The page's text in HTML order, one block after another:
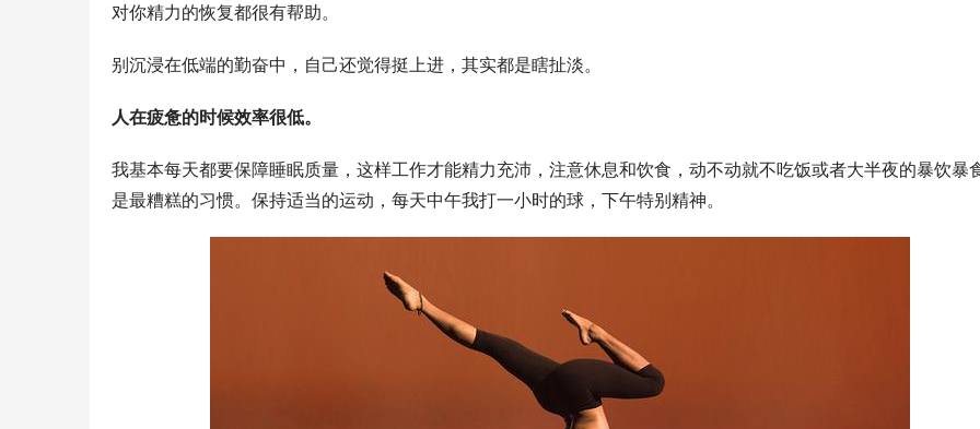
对你精力的恢复都很有帮助。
别沉浸在低端的勤奋中，自己还觉得挺上进，其实都是瞎扯淡。
人在疲惫的时候效率很低。
我基本每天都要保障睡眠质量，这样工作才能精力充沛，注意休息和饮食，动不动就不吃饭或者大半夜的暴饮暴
是最糟糕的习惯。保持适当的运动，每天中午我打一小时的球，下午特别精神。